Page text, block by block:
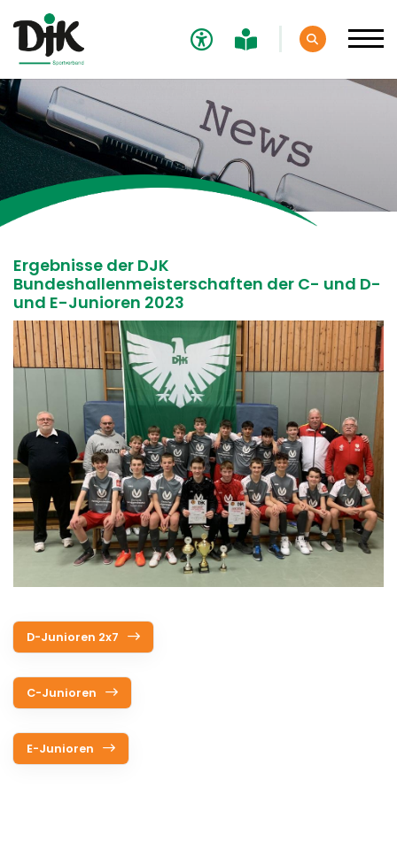
Ergebnisse der DJK
Bundeshallenmeisterschaften der C- und D-
und E-Junioren 2023
D-Junioren 2x7
C-Junioren
E-Junioren
Verband
Aktuelles
Verbands-News
Termine
Ergebnisse
Sportdeutschland-News
Sport
Verantwortung
Service
Aus- und Fortbildungen
Kontakt
Bundessportfest '26